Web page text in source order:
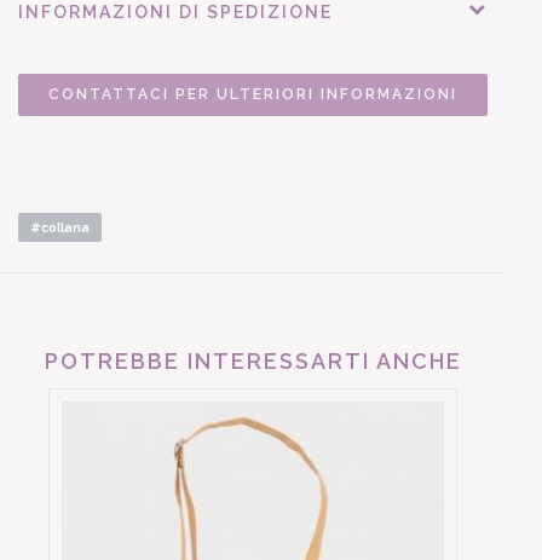
INFORMAZIONI DI SPEDIZIONE
CONTATTACI PER ULTERIORI INFORMAZIONI
#collana
POTREBBE INTERESSARTI ANCHE